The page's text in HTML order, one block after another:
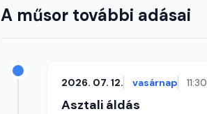
A műsor további adásai
2026. 07. 12. vasárnap 11:30
Asztali áldás